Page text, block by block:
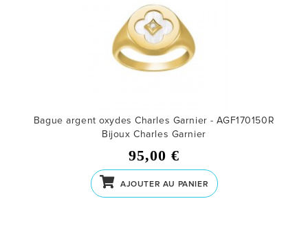
Bague argent oxydes Charles Garnier - AGF170150R
Bijoux Charles Garnier
95,00 €
AJOUTER AU PANIER